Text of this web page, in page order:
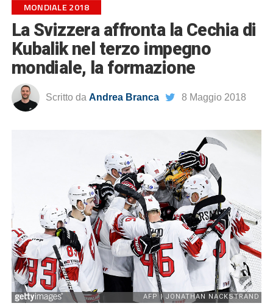
MONDIALE 2018
La Svizzera affronta la Cechia di
Kubalik nel terzo impegno
mondiale, la formazione
Scritto da Andrea Branca 8 Maggio 2018